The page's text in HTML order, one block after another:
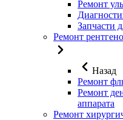
Ремонт
Запчасти
Ремонт
Назад
Ремонт
Ремонт
аппарата
Ремонт